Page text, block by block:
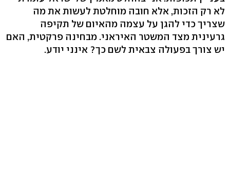
לא רק הזכות, אלא חובה מוחלטת לעשות את מה
שצריך כדי להגן על עצמה מהאיום של תקיפה
גרעינית מצד המשטר האיראני. מבחינה פרקטית, האם
יש צורך בפעולה צבאית לשם כך? אינני יודע.